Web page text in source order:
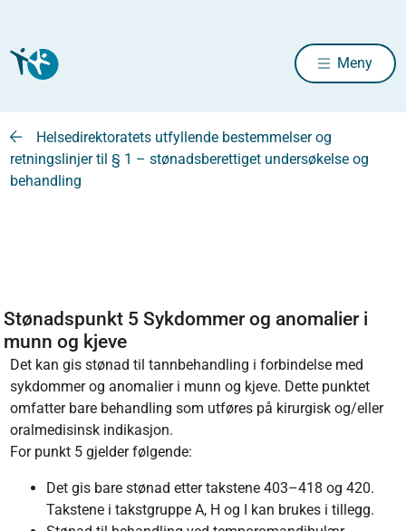
Meny
Helsedirektoratets utfyllende bestemmelser og
retningslinjer til § 1 – stønadsberettiget undersøkelse og
behandling
Stønadspunkt 5 Sykdommer og anomalier i
munn og kjeve
Det kan gis stønad til tannbehandling i forbindelse med
sykdommer og anomalier i munn og kjeve. Dette punktet
omfatter bare behandling som utføres på kirurgisk og/eller
oralmedisinsk indikasjon.
For punkt 5 gjelder følgende:
Det gis bare stønad etter takstene 403–418 og 420.
Takstene i takstgruppe A, H og I kan brukes i tillegg.